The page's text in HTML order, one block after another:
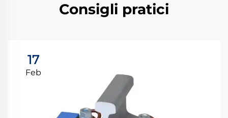
Consigli pratici
17
Feb